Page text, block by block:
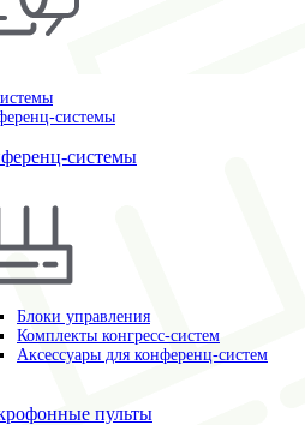
системы
системы
Блоки управления
Комплекты конгресс-систем
Аксессуары для конференц-систем
пульты